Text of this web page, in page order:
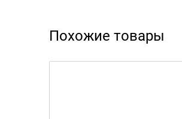
Похожие товары